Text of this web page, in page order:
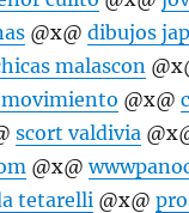
@x@dibujos
malascon
@x@
scort valdivia
@x@
tetarelli @x@